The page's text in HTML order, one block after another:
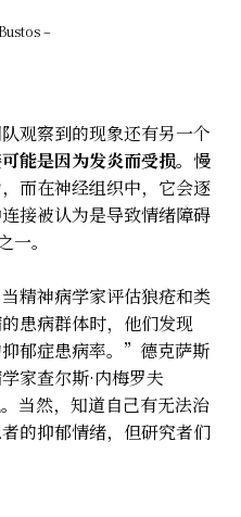
–
观察到的现象还有另一个
能是因为发炎而受损。 慢
而在神经组织中，它会逐
接被认为是导致情绪障碍
。
精神病学家评估狼疮和类
患病群体时，他们发现
郁症患病率。”德克萨斯
家查尔斯·内梅罗夫
当然，知道自己有无法治
的抑郁情绪，但研究者们